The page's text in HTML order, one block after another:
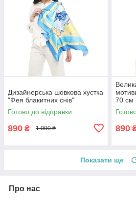
Дизайнерська шовкова хустка
"Фея блакитних снів"
Готово до відправки
890 ₴ 1 000 ₴
70 см
890
Показати ще
Про нас